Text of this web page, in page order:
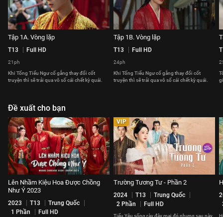
Tập 1A. Vòng lặp
T13 Full HD
21ph
Khi Tống Tiểu Ngư cố gắng thay đổi cốt
truyện thì sẽ trải qua vô số cái chết kỳ quái.
Tập 1B. Vòng lặp
T13 Full HD
24ph
Khi Tống Tiểu Ngư cố gắng thay đổi cốt
truyện thì sẽ trải qua vô số cái chết kỳ quái.
Đề xuất cho bạn
Lên Nhầm Kiệu Hoa Được Chồng
Như Ý 2023
2023 T13
Trung Quốc
1 Phần
Full HD
VIP
Trường Tương Tư - Phần 2
2024 T13
Trung Quốc
2 Phần
Full HD
Tiểu Yêu sống rày đây mai đó nhưng sau này